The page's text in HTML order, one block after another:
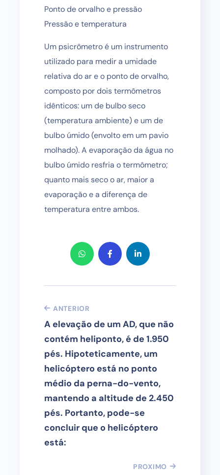
Ponto de orvalho e pressão
Pressão e temperatura
Um psicrômetro é um instrumento
utilizado para medir a umidade
relativa do ar e o ponto de orvalho,
composto por dois termômetros
idênticos: um de bulbo seco
(temperatura ambiente) e um de
bulbo úmido (envolto em um pavio
molhado). A evaporação da água no
bulbo úmido resfria o termômetro;
quanto mais seco o ar, maior a
evaporação e a diferença de
temperatura entre ambos.
ANTERIOR
A elevação de um AD, que não
contém heliponto, é de 1.950
pés. Hipoteticamente, um
helicóptero está no ponto
médio da perna-do-vento,
mantendo a altitude de 2.450
pés. Portanto, pode-se
concluir que o helicóptero
está:
PROXIMO